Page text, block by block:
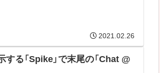
2021.02.26
る「Spike」で末尾の「Chat @